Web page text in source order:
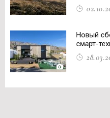
Новый
смарт-